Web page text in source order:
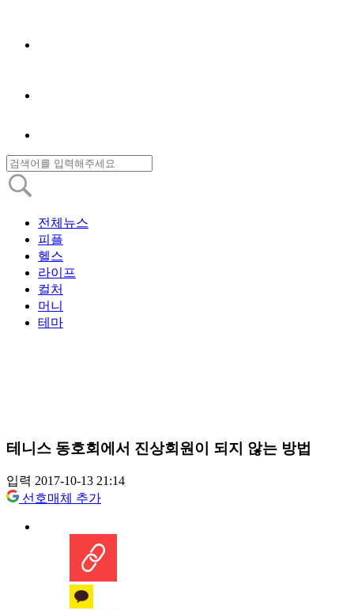
전체뉴스
피플
헬스
라이프
컬처
머니
테마
테니스 동호회에서 진상회원이 되지 않는 방법
입력 2017-10-13 21:14
선호매체 추가